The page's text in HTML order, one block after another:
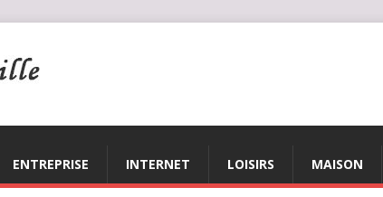
ENTREPRISE INTERNET LOISIRS MAISON